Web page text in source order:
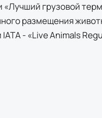
«Лучший грузовой
размещения
- «Live Animals